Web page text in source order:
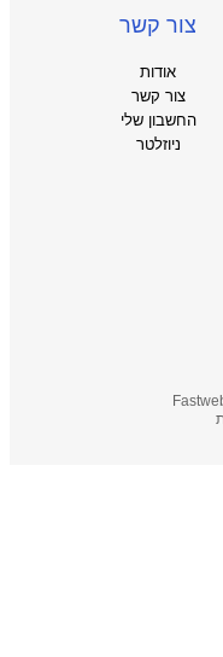
צור קשר
אודות
צור קשר
החשבון שלי
ניוזלטר